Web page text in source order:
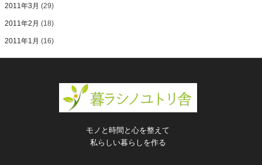
2011年3月 (29)
2011年2月 (18)
2011年1月 (16)
モノと時間と心を整えて
私らしい暮らしを作る